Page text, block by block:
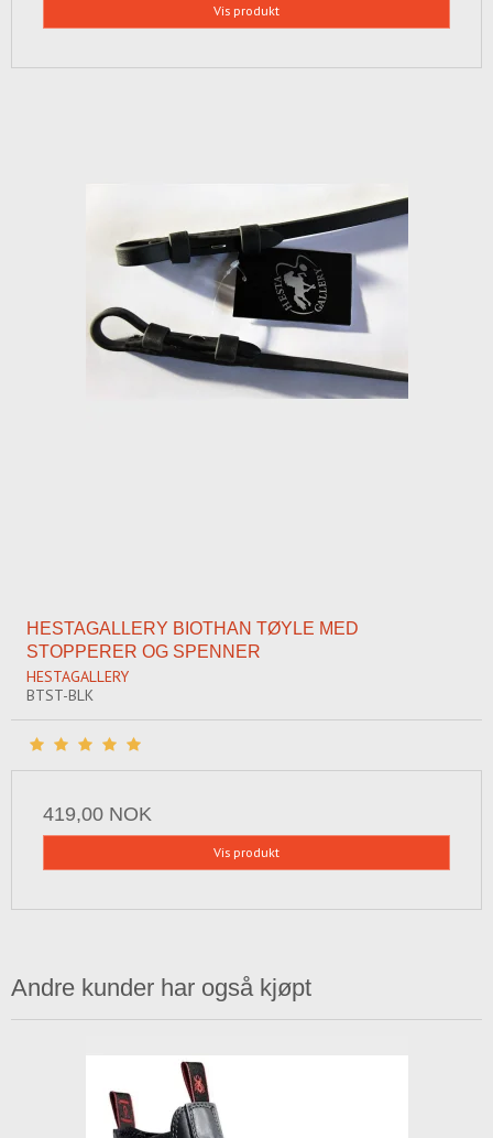
Vis produkt
HESTAGALLERY BIOTHAN TØYLE MED
STOPPERER OG SPENNER
HESTAGALLERY
BTST-BLK
419,00 NOK
Vis produkt
Andre kunder har også kjøpt